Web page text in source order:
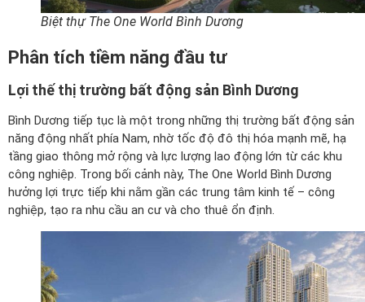
Biệt thự The One World Bình Dương
Phân tích tiềm năng đầu tư
Lợi thế thị trường bất động sản Bình Dương
Bình Dương tiếp tục là một trong những thị trường bất động sản
năng động nhất phía Nam, nhờ tốc độ đô thị hóa mạnh mẽ, hạ
tầng giao thông mở rộng và lực lượng lao động lớn từ các khu
công nghiệp. Trong bối cảnh này, The One World Bình Dương
hưởng lợi trực tiếp khi nằm gần các trung tâm kinh tế – công
nghiệp, tạo ra nhu cầu an cư và cho thuê ổn định.